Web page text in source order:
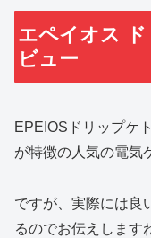
エペイオス
ビュー
EPEIOSドリップケ
が特徴の人気の電気
ですが、実際には良
るのでお伝えします